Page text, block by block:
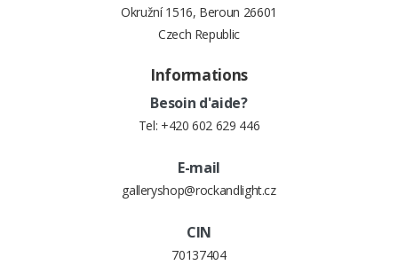
Okružní 1516, Beroun 26601
Czech Republic
Informations
Besoin d'aide?
Tel: +420 602 629 446
E-mail
galleryshop@rockandlight.cz
CIN
70137404